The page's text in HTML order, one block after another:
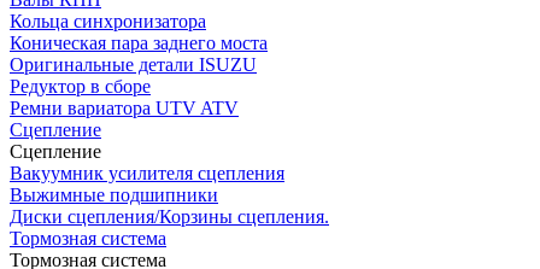
Кольца синхронизатора
Коническая пара заднего моста
Оригинальные детали ISUZU
Редуктор в сборе
Ремни вариатора UTV ATV
Сцепление
Сцепление
Вакуумник усилителя сцепления
Выжимные подшипники
Диски сцепления/Корзины сцепления.
Тормозная система
Тормозная система